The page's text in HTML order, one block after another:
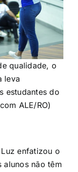
qualidade, o
leva
estudantes do
ALE/RO)
enfatizou o
não têm